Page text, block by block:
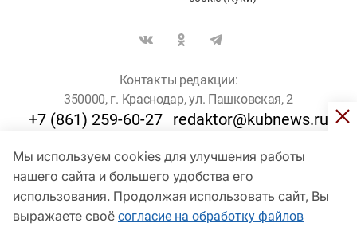
Мы используем cookies для улучшения работы
нашего сайта и большего удобства его
использования. Продолжая использовать сайт, Вы
выражаете своё согласие на обработку файлов
Контакты редакции:
350000, г. Краснодар, ул. Пашковская, 2
+7 (861) 259-60-27 redaktor@kubnews.ru
Для пользователей старше 16 лет
© Кубанские Новости, 2017
Сетевое издание «kubnews» зарегистрировано Федеральной